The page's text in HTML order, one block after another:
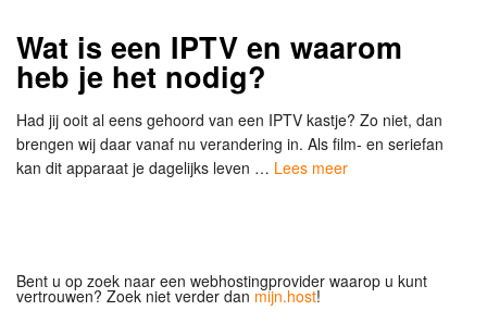
Wat is een IPTV en waarom
heb je het nodig?
Had jij ooit al eens gehoord van een IPTV kastje? Zo niet, dan
brengen wij daar vanaf nu verandering in. Als film- en seriefan
kan dit apparaat je dagelijks leven … Lees meer
Bent u op zoek naar een webhostingprovider waarop u kunt
vertrouwen? Zoek niet verder dan mijn.host!